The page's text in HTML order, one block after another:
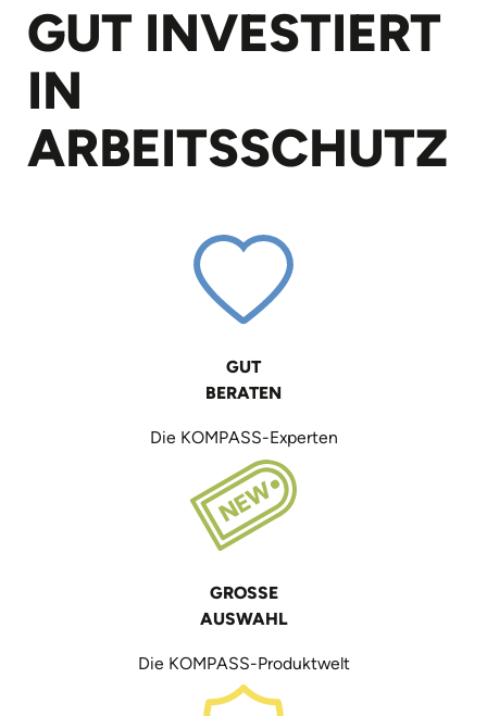
GUT INVESTIERT
IN
ARBEITS­SCHUTZ
GUT
BERATEN
Die KOMPASS-Experten
GROSSE
AUSWAHL
Die KOMPASS-Produktwelt